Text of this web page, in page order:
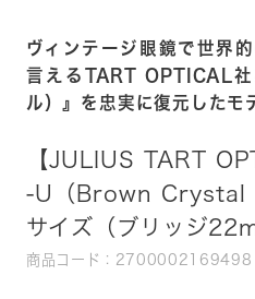
ヴィンテージ眼鏡で世界
言えるTART OPTICAL
ル）』を忠実に復元したモ
【JULIUS TART
-U（Brown Crystal
サイズ（ブリッジ
商品コード：2700002169498